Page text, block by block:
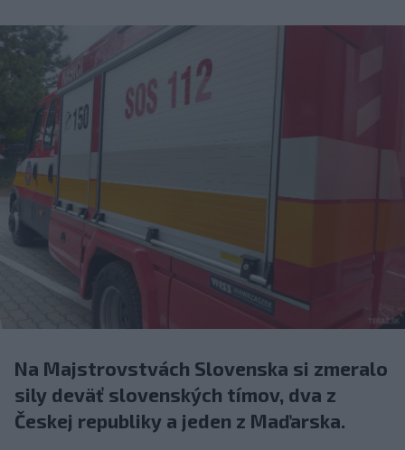
Na Majstrovstvách Slovenska si zmeralo
sily deväť slovenských tímov, dva z
Českej republiky a jeden z Maďarska.